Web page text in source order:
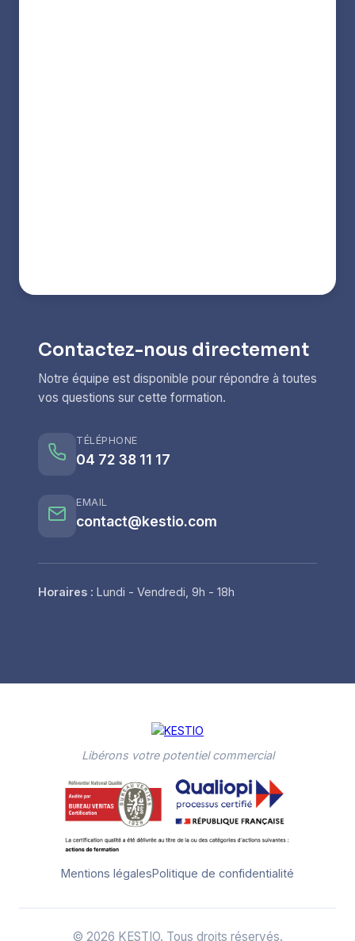
Contactez-nous directement
Notre équipe est disponible pour répondre à toutes
vos questions sur cette formation.
TÉLÉPHONE
04 72 38 11 17
EMAIL
contact@kestio.com
Horaires : Lundi - Vendredi, 9h - 18h
Libérons votre potentiel commercial
Mentions légalesPolitique de confidentialité
© 2026 KESTIO. Tous droits réservés.